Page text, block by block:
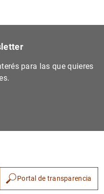
para las que quieres
Portal de transparencia